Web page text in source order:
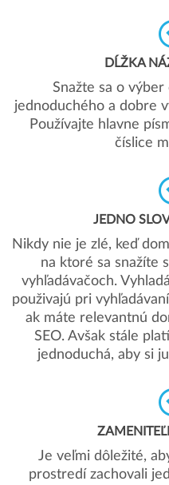
DĹŽKA
Snažte sa o
jednoduchého a dobre
Používajte hlavne
číslice
JEDNO
Nikdy nie je zlé, keď
na ktoré sa snažíte
vyhľadávačoch.
použivajú pri
ak máte relevantnú
SEO. Avšak stále
jednoduchá, aby si
Je veľmi dôležité,
prostredí zachovali